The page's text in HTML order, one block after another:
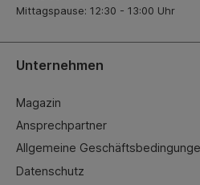
Mittagspause: 12:30 - 13:00 Uhr
Unternehmen
Magazin
Ansprechpartner
Allgemeine
Datenschutz